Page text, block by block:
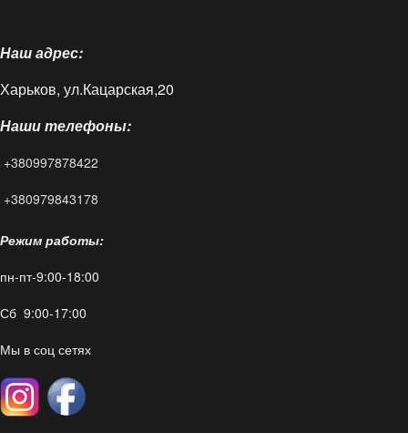
Доставка и оплата
Блог
FAQ
Контакты
Наш адрес:
Харьков, ул.Кацарская,20
Наши телефоны:
+380997878422
+380979843178
Режим работы:
пн-пт-9:00-18:00
Сб 9:00-17:00
Мы в соц сетях